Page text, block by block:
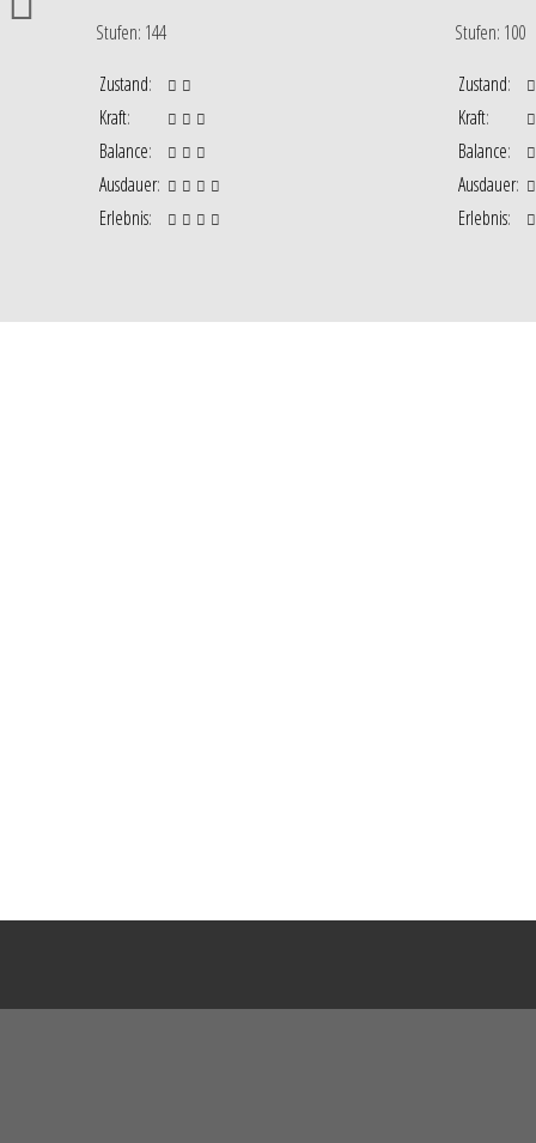
Stufen: 144
Zustand:
Kraft:
Balance:
Ausdauer:
Erlebnis:
Stufen: 100
Zustand:
Kraft:
Balance:
Ausdauer:
Erlebnis: